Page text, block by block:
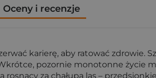
Oceny i recenzje
karierę, aby ratować zdrowie.
pozornie monotonne życie
za chałupą las –